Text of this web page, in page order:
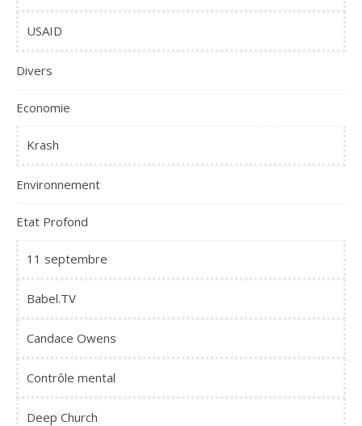
USAID
Divers
Economie
Krash
Environnement
Etat Profond
11 septembre
Babel.TV
Candace Owens
Contrôle mental
Deep Church